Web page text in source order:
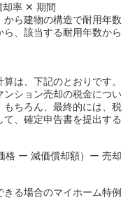
率 ✕ 期間
から建物の構造で耐用年数
ら、該当する耐用年数から
は、下記のとおりです。
ション売却の税金につい
ちろん、最終的には、税
、確定申告書を提出する
格 ー 減価償却額）ー 売却
る場合のマイホーム特例